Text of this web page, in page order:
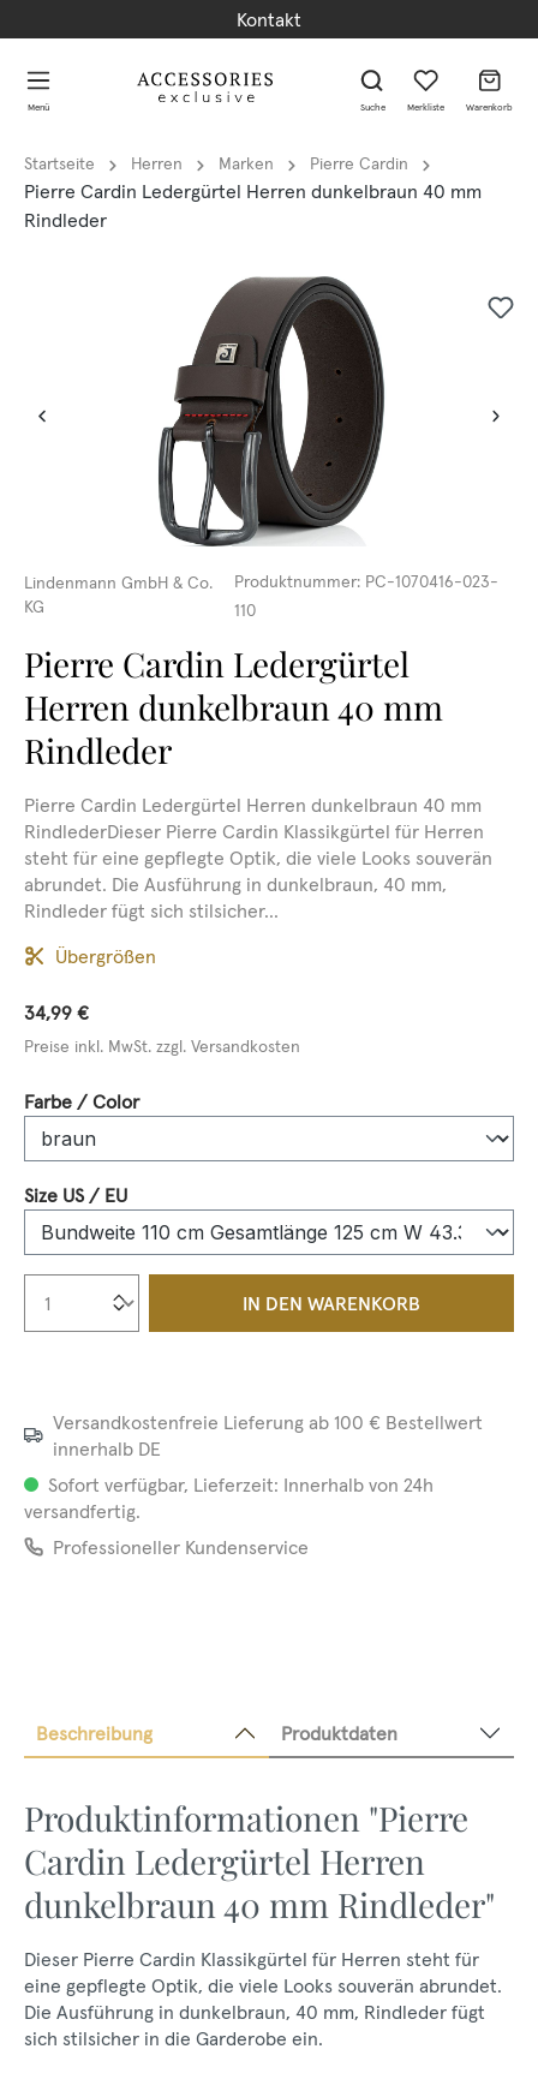
Kontakt
Menü Suche Merkliste Warenkorb
Startseite Herren Marken Pierre Cardin
Pierre Cardin Ledergürtel Herren dunkelbraun 40 mm
Rindleder
Lindenmann GmbH & Co.
KG
Produktnummer: PC-1070416-023-
110
Pierre Cardin Ledergürtel
Herren dunkelbraun 40 mm
Rindleder
Pierre Cardin Ledergürtel Herren dunkelbraun 40 mm
RindlederDieser Pierre Cardin Klassikgürtel für Herren
steht für eine gepflegte Optik, die viele Looks souverän
abrundet. Die Ausführung in dunkelbraun, 40 mm,
Rindleder fügt sich stilsicher...
Übergrößen
34,99 €
Preise inkl. MwSt. zzgl. Versandkosten
Farbe / Colorauswählen
Size US / EUauswählen
Produkt Anzahl: Gib den
IN DEN WARENKORB
Versandkostenfreie Lieferung ab 100 € Bestellwert
innerhalb DE
Sofort verfügbar, Lieferzeit: Innerhalb von 24h
versandfertig.
Professioneller Kundenservice
Beschreibung Produktdaten
Produktinformationen "Pierre
Cardin Ledergürtel Herren
dunkelbraun 40 mm Rindleder"
Dieser Pierre Cardin Klassikgürtel für Herren steht für
eine gepflegte Optik, die viele Looks souverän abrundet.
Die Ausführung in dunkelbraun, 40 mm, Rindleder fügt
sich stilsicher in die Garderobe ein.